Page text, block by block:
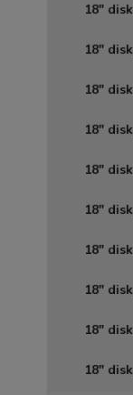
18"
18"
18"
18"
18"
18"
18"
18"
18"
18"